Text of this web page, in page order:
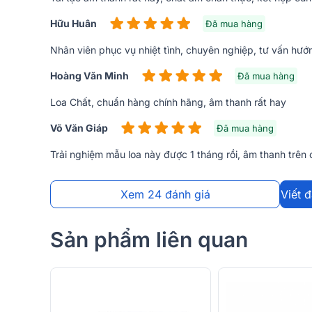
➣Xem thêm: TOP các mẫu loa
Đánh giá thiết kế Loa B&W HTM81 D4
Ngay từ khi ra mắt thị trường, mẫu Loa B&WHTM81
thiết kế hiện đại, đơn giản, màu sang trọng dễ dàng
Hữu Huân Đã mua hàng
Nhân viên phục vụ nhiệt tình, chuyên nghiệp, tư vấn
Hoàng Văn Minh Đã mua hàng
Loa Chất, chuẩn hàng chính hãng, âm thanh rất hay
Võ Văn Giáp Đã mua hàng
Trải nghiệm mẫu loa này được 1 tháng rồi, âm thanh trên
Xem 24 đánh giá Viết
Sản phẩm liên quan